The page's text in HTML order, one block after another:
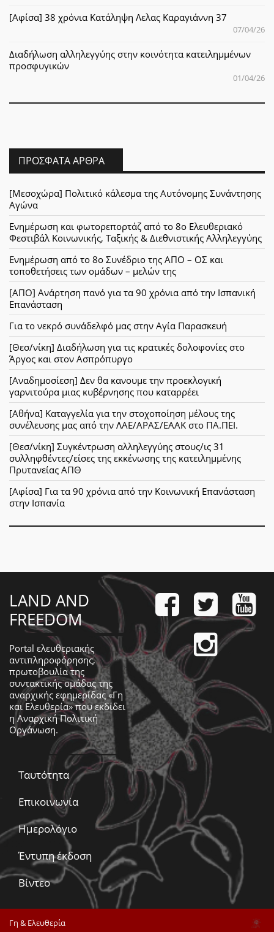
[Αφίσα] 38 χρόνια Κατάληψη Λελας Καραγιάννη 37
07/04/26
Διαδήλωση αλληλεγγύης στην κοινότητα κατειλημμένων
προσφυγικών
01/04/26
ΠΡΌΣΦΑΤΑ ΆΡΘΡΑ
[Μεσοχώρα] Πολιτικό κάλεσμα της Αυτόνομης Συνάντησης
Αγώνα
Ενημέρωση και φωτορεπορτάζ από το 8ο Ελευθεριακό
Φεστιβάλ Κοινωνικής, Ταξικής & Διεθνιστικής Αλληλεγγύης
Ενημέρωση από το 8ο Συνέδριο της ΑΠΟ – ΟΣ και
τοποθετήσεις των ομάδων – μελών της
[ΑΠΟ] Ανάρτηση πανό για τα 90 χρόνια από την Ισπανική
Επανάσταση
Για το νεκρό συνάδελφό μας στην Αγία Παρασκευή
[Θεσ/νίκη] Διαδήλωση για τις κρατικές δολοφονίες στο
Άργος και στον Ασπρόπυργο
[Αναδημοσίεση] Δεν θα κανουμε την προεκλογική
γαρνιτούρα μιας κυβέρνησης που καταρρέει
[Αθήνα] Καταγγελία για την στοχοποίηση μέλους της
συνέλευσης μας από την ΛΑΕ/ΑΡΑΣ/ΕΑΑΚ στο ΠΑ.ΠΕΙ.
[Θεσ/νίκη] Συγκέντρωση αλληλεγγύης στους/ις 31
συλληφθέντες/είσες της εκκένωσης της κατειλημμένης
Πρυτανείας ΑΠΘ
[Αφίσα] Για τα 90 χρόνια από την Κοινωνική Επανάσταση
στην Ισπανία
LAND AND
FREEDOM
Portal ελευθεριακής
αντιπληροφόρησης,
πρωτοβουλία της
συντακτικής ομάδας της
αναρχικής εφημερίδας «Γη
και Ελευθερία» που εκδίδει
ηΑναρχική Πολιτική
Οργάνωση.
Ταυτότητα
Επικοινωνία
Ημερολόγιο
Έντυπη έκδοση
Βίντεο
Γη & Ελευθερία